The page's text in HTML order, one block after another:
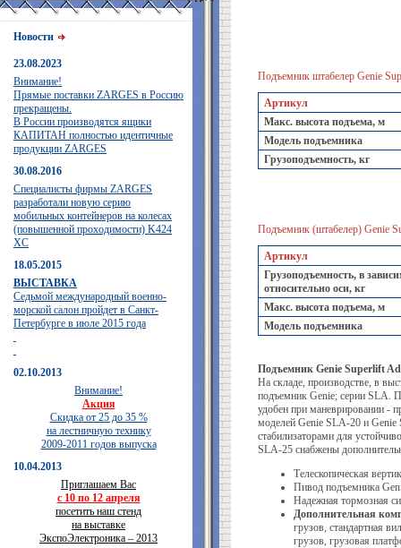
Новости
23.08.2023
Внимание!
Прямые поставки ZARGES в Россию
прекращены.
В России производятся ящики
КАПИТАН полностью идентичные
продукции ZARGES
30.08.2016
Специалисты фирмы ZARGES
разработали новую серию
мобильных контейнеров на колесах
(повышенной проходимости) K424
XC
18.05.2015
ВЫСТАВКА
Седьмой международный военно-
морской салон пройдет в Санкт-
Петербурге в июле 2015 года
02.10.2013
Внимание!
Акция
Скидка от 25 до 35 %
на лестничную технику
2009-2011 годов выпуска
10.04.2013
Приглашаем Вас
с 10 по 12 апреля
посетить наш стенд
на выставке
ЭкспоЭлектроника – 2013
Подъемник штабелер Genie
Артикул
Макс. высота подъема, м
Модель подъемника
Грузоподъемность, кг
Подъемник (штабелер) Genie
Артикул
Грузоподъемность, в
относительно оси, кг
Макс. высота подъема, м
Модель подъемника
Подъемник Genie Superlift
На складе, производстве, в
подъемник Genie; серии SLA.
удобен при маневрировании -
моделей Genie SLA-20 и
стабилизаторами для
SLA-25 снабжены
Телескопическая
Пивод подъемника
Надежная тормозная
Дополнительная
грузов, стандартная
грузов, грузовая